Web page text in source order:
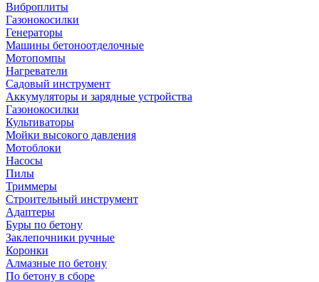
Виброплиты
Газонокосилки
Генераторы
Машины бетоноотделочные
Мотопомпы
Нагреватели
Садовый инструмент
Аккумуляторы и зарядные устройства
Газонокосилки
Культиваторы
Мойки высокого давления
Мотоблоки
Насосы
Пилы
Триммеры
Строительный инструмент
Адаптеры
Буры по бетону
Заклепочники ручные
Коронки
Алмазные по бетону
По бетону в сборе